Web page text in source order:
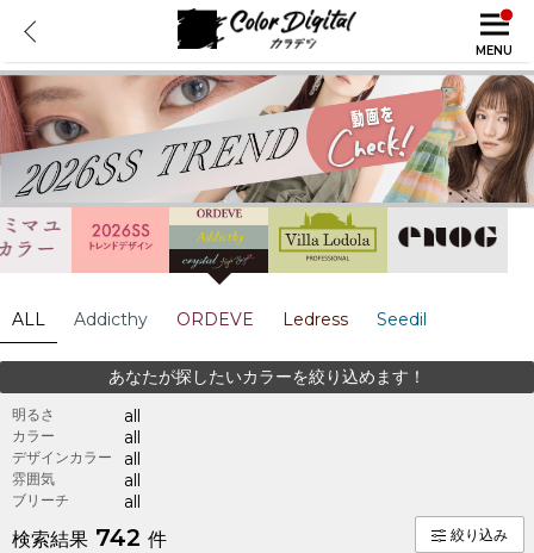
MENU
ALL Addicthy ORDEVE Ledress Seedil
あなたが探したいカラーを絞り込めます！
明るさ all
カラー all
デザインカラー all
雰囲気 all
ブリーチ all
検索結果 742 件 絞り込み